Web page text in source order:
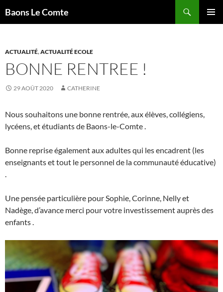
auBaons Le Comte
ACTUALITÉ,ACTUALITÉ ECOLE
BONNE RENTREE !
29 AOÛT 2020 CATHERINE
Nous souhaitons une bonne rentrée, aux élèves, collégiens,
lycéens, et étudiants de Baons-le-Comte .
Bonne reprise également aux adultes qui les encadrent (les
enseignants et tout le personnel de la communauté éducative)
.
Une pensée particulière pour Sophie, Corinne, Nelly et
Nadège, d’avance merci pour votre investissement auprès des
enfants .